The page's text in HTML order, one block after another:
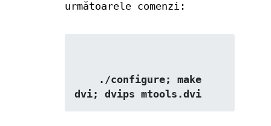
următoarele comenzi:
dvi; dvips mtools.dvi